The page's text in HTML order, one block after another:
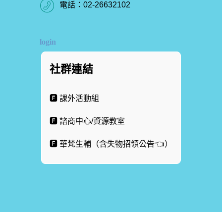
電話： 02-26632102
login
社群連結
🅵 課外活動組
🅵 諮商中心/資源教室
🅵 華梵生輔（含失物招領公告👈）